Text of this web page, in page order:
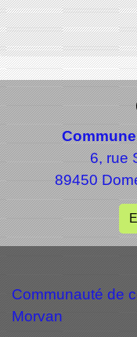
6, rue
89450
Communauté de
Morvan